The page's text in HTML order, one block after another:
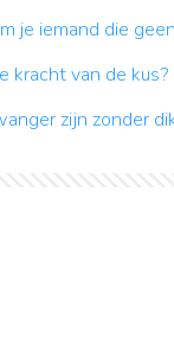
je iemand die
kracht van de kus?
zijn zonder